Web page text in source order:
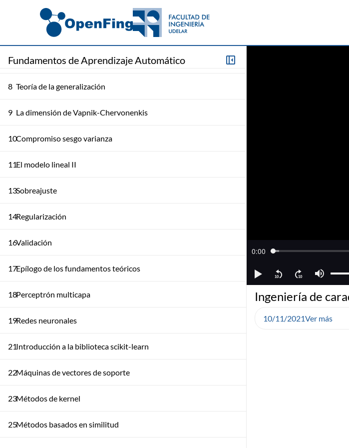
Fundamentos de Aprendizaje Automático
El modelo lineal
Error y ruido
6 Entrenamiento versus prueba
8 Teoría de la generalización
9 La dimensión de Vapnik-Chervonenkis
10Compromiso sesgo varianza
11El modelo lineal II
13Sobreajuste
14Regularización
16Validación
17Epílogo de los fundamentos teóricos
18Perceptrón multicapa
19Redes neuronales
21Introducción a la biblioteca scikit-learn
22Máquinas de vectores de soporte
23Métodos de kernel
25Métodos basados en similitud
Ingeniería de
10/11/2021Ver más